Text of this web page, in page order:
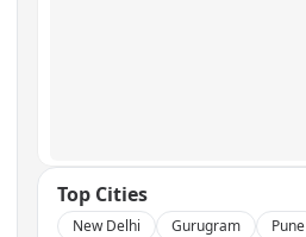
Top Cities
New Delhi Gurugram
Pune